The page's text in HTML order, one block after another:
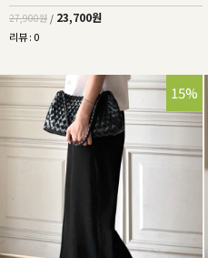
27,900원 / 23,700원
리뷰 : 0
15%